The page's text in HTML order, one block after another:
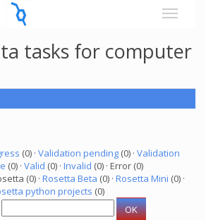
tasks for computer
(0) · Validation pending (0) · Validation
(0) · Valid (0) · Invalid (0) · Error (0)
(0) · Rosetta Beta (0) · Rosetta Mini (0) ·
python projects (0)